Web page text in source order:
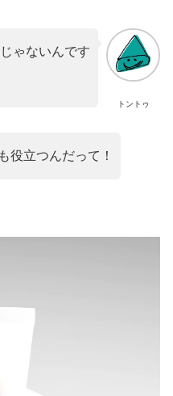
トントゥ
ゃないんです
役立つんだって！